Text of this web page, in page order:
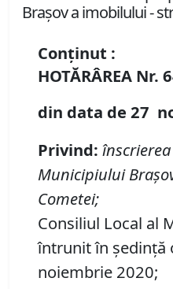
Brașov a imobilului -
Conținut :
HOTĂRÂREA Nr.
din data de 27
Privind:
Municipiului
Cometei;
Consiliul Local al
întrunit în ședință
noiembrie 2020;